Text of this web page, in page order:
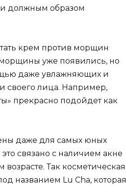
должным образом
крем против морщин
морщины уже появились, но
даже увлажняющих и
своего лица. Например,
прекрасно подойдет как
даже для самых юных
связано с наличием акне
Так косметическая
названием Lu Cha, которая